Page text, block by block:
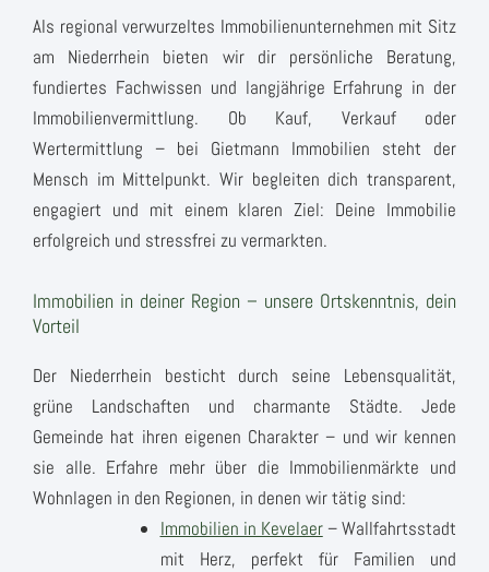
Als regional verwurzeltes Immobilienunternehmen mit Sitz
am Niederrhein bieten wir dir persönliche Beratung,
fundiertes Fachwissen und langjährige Erfahrung in der
Immobilienvermittlung. Ob Kauf, Verkauf oder
Wertermittlung – bei Gietmann Immobilien steht der
Mensch im Mittelpunkt. Wir begleiten dich transparent,
engagiert und mit einem klaren Ziel: Deine Immobilie
erfolgreich und stressfrei zu vermarkten.
Immobilien in deiner Region – unsere Ortskenntnis, dein
Vorteil
Der Niederrhein besticht durch seine Lebensqualität,
grüne Landschaften und charmante Städte. Jede
Gemeinde hat ihren eigenen Charakter – und wir kennen
sie alle. Erfahre mehr über die Immobilienmärkte und
Wohnlagen in den Regionen, in denen wir tätig sind:
Immobilien in Kevelaer– Wallfahrtsstadt
mit Herz, perfekt für Familien und